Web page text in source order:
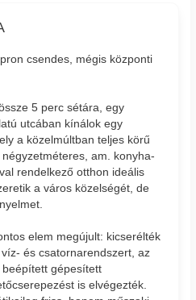
csendes, mégis központi
5 perc sétára, egy
utcában kínálok egy
a közelmúltban teljes körű
am. konyha-
rendelkező otthon ideális
a város közelségét, de
elem megújult: kicserélték
és csatornarendszert, az
gépesített
is elvégezték.